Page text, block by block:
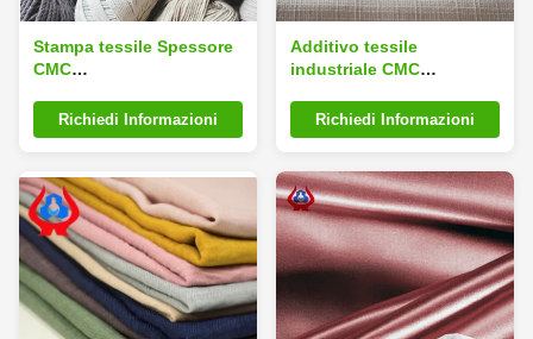
Stampa tessile Spessore
CMC
Sodio CMC
Richiedi Informazioni
Additivo tessile
industriale CMC
tessile
Richiedi Informazioni